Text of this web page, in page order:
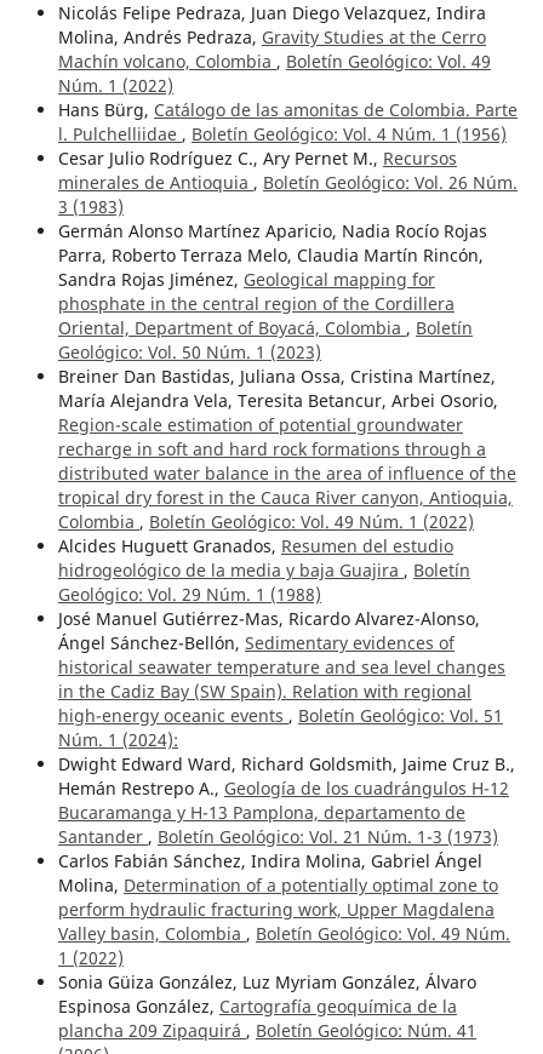
Nicolás Felipe Pedraza, Juan Diego Velazquez, Indira
Molina, Andrés Pedraza, Gravity Studies at the Cerro
Machín volcano, Colombia , Boletín Geológico: Vol. 49
Núm. 1 (2022)
Hans Bürg, Catálogo de las amonitas de Colombia. Parte
l. Pulchelliidae , Boletín Geológico: Vol. 4 Núm. 1 (1956)
Cesar Julio Rodríguez C., Ary Pernet M., Recursos
minerales de Antioquia , Boletín Geológico: Vol. 26 Núm.
3 (1983)
Germán Alonso Martínez Aparicio, Nadia Rocío Rojas
Parra, Roberto Terraza Melo, Claudia Martín Rincón,
Sandra Rojas Jiménez, Geological mapping for
phosphate in the central region of the Cordillera
Oriental, Department of Boyacá, Colombia , Boletín
Geológico: Vol. 50 Núm. 1 (2023)
Breiner Dan Bastidas, Juliana Ossa, Cristina Martínez,
María Alejandra Vela, Teresita Betancur, Arbei Osorio,
Region-scale estimation of potential groundwater
recharge in soft and hard rock formations through a
distributed water balance in the area of influence of the
tropical dry forest in the Cauca River canyon, Antioquia,
Colombia , Boletín Geológico: Vol. 49 Núm. 1 (2022)
Alcides Huguett Granados, Resumen del estudio
hidrogeológico de la media y baja Guajira , Boletín
Geológico: Vol. 29 Núm. 1 (1988)
José Manuel Gutiérrez-Mas, Ricardo Alvarez-Alonso,
Ángel Sánchez-Bellón, Sedimentary evidences of
historical seawater temperature and sea level changes
in the Cadiz Bay (SW Spain). Relation with regional
high-energy oceanic events , Boletín Geológico: Vol. 51
Núm. 1 (2024):
Dwight Edward Ward, Richard Goldsmith, Jaime Cruz B.,
Hemán Restrepo A., Geología de los cuadrángulos H-12
Bucaramanga y H-13 Pamplona, departamento de
Santander , Boletín Geológico: Vol. 21 Núm. 1-3 (1973)
Carlos Fabián Sánchez, Indira Molina, Gabriel Ángel
Molina, Determination of a potentially optimal zone to
perform hydraulic fracturing work, Upper Magdalena
Valley basin, Colombia , Boletín Geológico: Vol. 49 Núm.
1 (2022)
Sonia Güiza González, Luz Myriam González, Álvaro
Espinosa González, Cartografía geoquímica de la
plancha 209 Zipaquirá , Boletín Geológico: Núm. 41